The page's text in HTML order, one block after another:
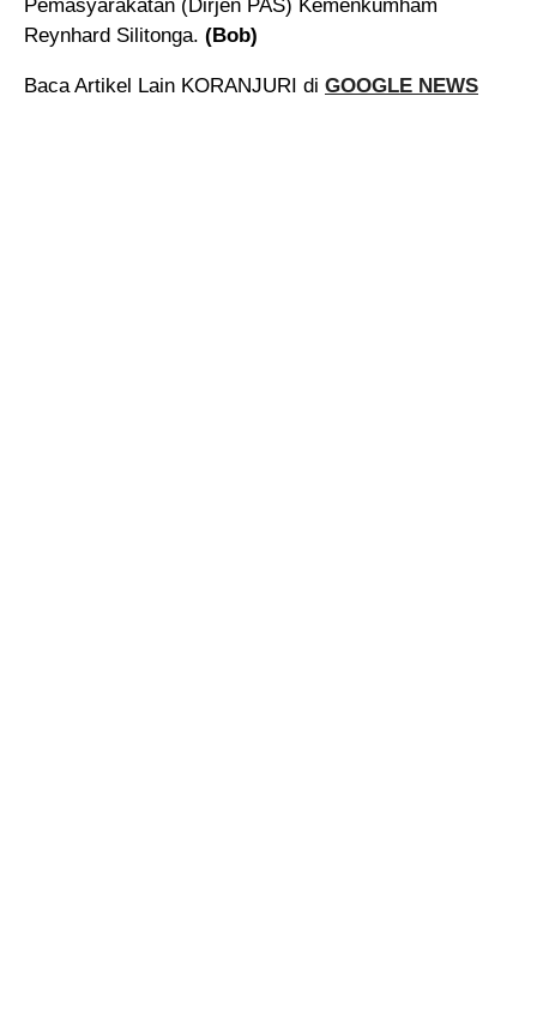
Pemasyarakatan (Dirjen PAS) Kemenkumham
Reynhard Silitonga. (Bob)
Baca Artikel Lain KORANJURI di GOOGLE NEWS